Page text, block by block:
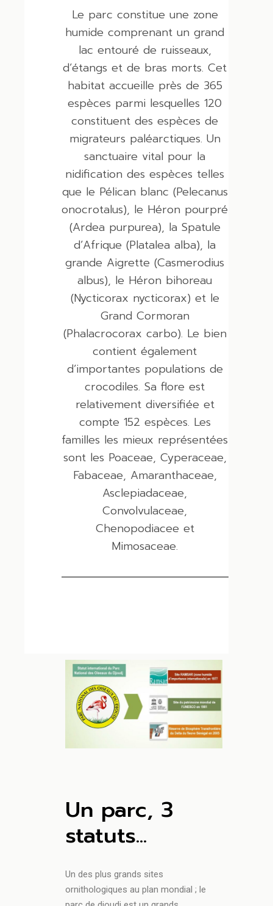
Le parc constitue une zone
humide comprenant un grand
lac entouré de ruisseaux,
d’étangs et de bras morts. Cet
habitat accueille près de 365
espèces parmi lesquelles 120
constituent des espèces de
migrateurs paléarctiques. Un
sanctuaire vital pour la
nidification des espèces telles
que le Pélican blanc (Pelecanus
onocrotalus), le Héron pourpré
(Ardea purpurea), la Spatule
d’Afrique (Platalea alba), la
grande Aigrette (Casmerodius
albus), le Héron bihoreau
(Nycticorax nycticorax) et le
Grand Cormoran
(Phalacrocorax carbo). Le bien
contient également
d’importantes populations de
crocodiles. Sa flore est
relativement diversifiée et
compte 152 espèces. Les
familles les mieux représentées
sont les Poaceae, Cyperaceae,
Fabaceae, Amaranthaceae,
Asclepiadaceae,
Convolvulaceae,
Chenopodiacee et
Mimosaceae.
Un parc, 3
statuts...
Un des plus grands sites
ornithologiques au plan mondial ; le